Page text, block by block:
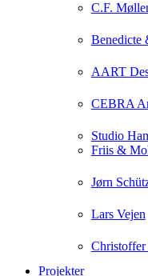
C.F.
Benedicte
AART
CEBRA
Studio
Friis &
Jørn
Lars Vejen
Projekter